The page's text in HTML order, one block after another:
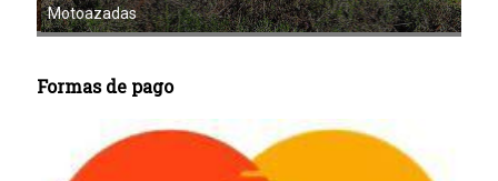
Motoazadas
Formas de pago